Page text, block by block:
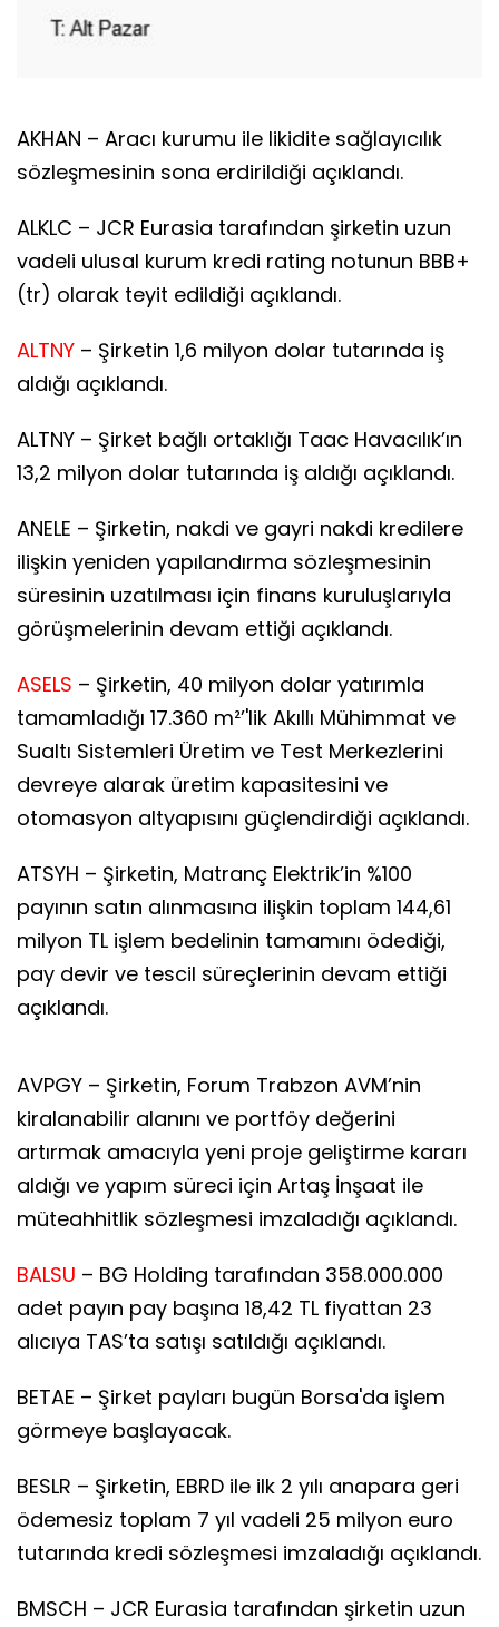
AKHAN – Aracı kurumu ile likidite sağlayıcılık
sözleşmesinin sona erdirildiği açıklandı.
ALKLC – JCR Eurasia tarafından şirketin uzun
vadeli ulusal kurum kredi rating notunun BBB+
(tr) olarak teyit edildiği açıklandı.
ALTNY – Şirketin 1,6 milyon dolar tutarında iş
aldığı açıklandı.
ALTNY – Şirket bağlı ortaklığı Taac Havacılık’ın
13,2 milyon dolar tutarında iş aldığı açıklandı.
ANELE – Şirketin, nakdi ve gayri nakdi kredilere
ilişkin yeniden yapılandırma sözleşmesinin
süresinin uzatılması için finans kuruluşlarıyla
görüşmelerinin devam ettiği açıklandı.
ASELS – Şirketin, 40 milyon dolar yatırımla
tamamladığı 17.360 m²’'lik Akıllı Mühimmat ve
Sualtı Sistemleri Üretim ve Test Merkezlerini
devreye alarak üretim kapasitesini ve
otomasyon altyapısını güçlendirdiği açıklandı.
ATSYH – Şirketin, Matranç Elektrik’in %100
payının satın alınmasına ilişkin toplam 144,61
milyon TL işlem bedelinin tamamını ödediği,
pay devir ve tescil süreçlerinin devam ettiği
açıklandı.
AVPGY – Şirketin, Forum Trabzon AVM’nin
kiralanabilir alanını ve portföy değerini
artırmak amacıyla yeni proje geliştirme kararı
aldığı ve yapım süreci için Artaş İnşaat ile
müteahhitlik sözleşmesi imzaladığı açıklandı.
BALSU – BG Holding tarafından 358.000.000
adet payın pay başına 18,42 TL fiyattan 23
alıcıya TAS’ta satışı satıldığı açıklandı.
BETAE – Şirket payları bugün Borsa'da işlem
görmeye başlayacak.
BESLR – Şirketin, EBRD ile ilk 2 yılı anapara geri
ödemesiz toplam 7 yıl vadeli 25 milyon euro
tutarında kredi sözleşmesi imzaladığı açıklandı.
BMSCH – JCR Eurasia tarafından şirketin uzun